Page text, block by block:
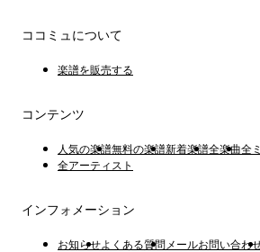
ココミュについて
楽譜を販売する
コンテンツ
人気の楽譜無料の楽譜新着楽譜全楽曲全
全アーティスト
インフォメーション
お知らせよくある質問 メールお問い合わ